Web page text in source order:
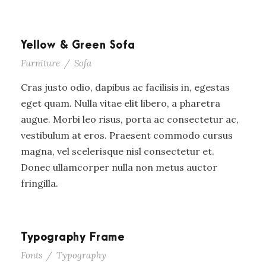
Yellow & Green Sofa
Furniture / Sofa
Cras justo odio, dapibus ac facilisis in, egestas
eget quam. Nulla vitae elit libero, a pharetra
augue. Morbi leo risus, porta ac consectetur ac,
vestibulum at eros. Praesent commodo cursus
magna, vel scelerisque nisl consectetur et.
Donec ullamcorper nulla non metus auctor
fringilla.
Typography Frame
Fonts / Typography